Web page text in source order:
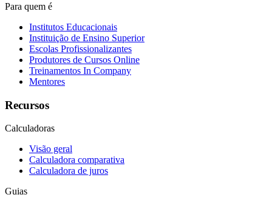
Para quem é
Institutos Educacionais
Instituição de Ensino Superior
Escolas Profissionalizantes
Produtores de Cursos Online
Treinamentos In Company
Mentores
Recursos
Calculadoras
Visão geral
Calculadora comparativa
Calculadora de juros
Guias